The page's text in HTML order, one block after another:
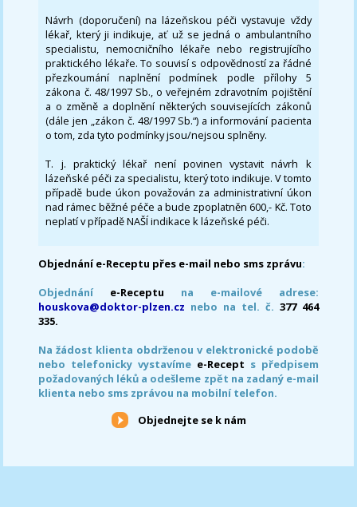
Návrh (doporučení) na lázeňskou péči vystavuje vždy
lékař, který ji indikuje, ať už se jedná o ambulantního
specialistu, nemocničního lékaře nebo registrujícího
praktického lékaře. To souvisí s odpovědností za řádné
přezkoumání naplnění podmínek podle přílohy 5
zákona č. 48/1997 Sb., o veřejném zdravotním pojištění
a o změně a doplnění některých souvisejících zákonů
(dále jen „zákon č. 48/1997 Sb.“) a informování pacienta
o tom, zda tyto podmínky jsou/nejsou splněny.
T. j. praktický lékař není povinen vystavit návrh k
lázeňské péči za specialistu, který toto indikuje. V tomto
případě bude úkon považován za administrativní úkon
nad rámec běžné péče a bude zpoplatněn 600,- Kč. Toto
neplatí v případě NAŠÍ indikace k lázeňské péči.
Objednání e-Receptu přes e-mail nebo sms zprávu:
Objednání e-Receptu na e-mailové adrese:
houskova@doktor-plzen.cz nebo na tel. č. 377 464
335.
Na žádost klienta obdrženou v elektronické podobě
nebo telefonicky vystavíme e-Recept s předpisem
požadovaných léků a odešleme zpět na zadaný e-mail
klienta nebo sms zprávou na mobilní telefon.
Objednejte se k nám